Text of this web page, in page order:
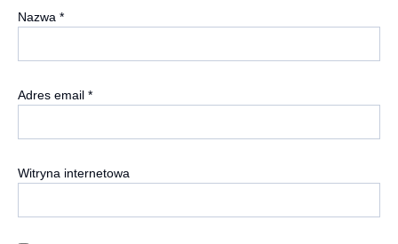
Nazwa *
Adres email *
Witryna internetowa